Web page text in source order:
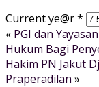
Current ye@r*
« PGI dan
Hukum Bagi
Hakim PN Jakut
Praperadilan »